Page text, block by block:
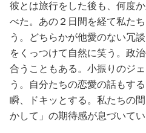
彼とは旅行をした後も、何度
べた。あの２日間を経て私た
う。どちらかが他愛のない冗
をくっつけて自然に笑う。政
合うこともある。小振りのジ
う。自分たちの恋愛の話もす
瞬、ドキッとする。私たちの
かして」の期待感が息づいてい